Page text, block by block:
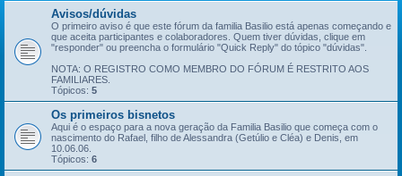
Avisos/dúvidas
O primeiro aviso é que este fórum da familia Basilio está apenas começando e
que aceita participantes e colaboradores. Quem tiver dúvidas, clique em
"responder" ou preencha o formulário "Quick Reply" do tópico "dúvidas".
NOTA: O REGISTRO COMO MEMBRO DO FÓRUM É RESTRITO AOS
FAMILIARES.
Tópicos: 5
Os primeiros bisnetos
Aqui é o espaço para a nova geração da Familia Basilio que começa com o
nascimento do Rafael, filho de Alessandra (Getúlio e Cléa) e Denis, em
10.06.06.
Tópicos: 6